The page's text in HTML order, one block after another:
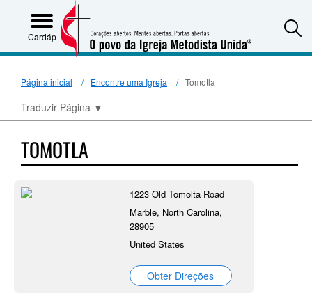
Cardápio
Página inicial Encontre uma Igreja Tomotla
Traduzir Página ▼
TOMOTLA
1223 Old Tomolta Road
Marble, North Carolina,
28905
United States
Obter Direções